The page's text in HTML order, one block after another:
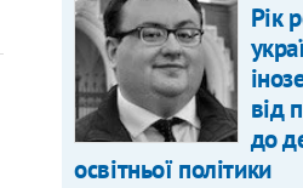
Рік
від
до
освітньої політики